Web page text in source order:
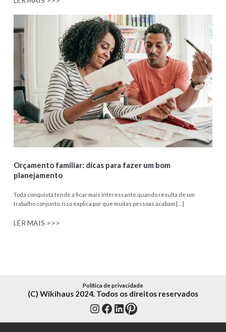
Orçamento familiar: dicas para fazer um bom
planejamento
Toda conquista tende a ficar mais interessante quando resulta de um
trabalho conjunto. Isso explica por que muitas pessoas acabam […]
LER MAIS >>>
Instagram
Facebook
LinkedIn
Pinterest
Política de privacidade
(C) Wikihaus 2024. Todos os direitos reservados